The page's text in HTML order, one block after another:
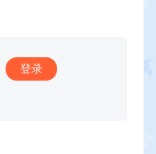
登录